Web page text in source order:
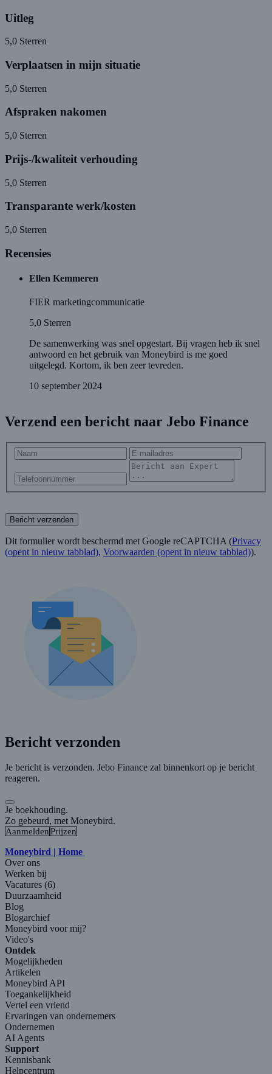
Uitleg
5,0 Sterren
Verplaatsen in mijn situatie
5,0 Sterren
Afspraken nakomen
5,0 Sterren
Prijs-/kwaliteit verhouding
5,0 Sterren
Transparante werk/kosten
5,0 Sterren
Recensies
Ellen Kemmeren
FIER marketingcommunicatie
5,0 Sterren
De samenwerking was snel opgestart. Bij vragen heb ik snel
antwoord en het gebruik van Moneybird is me goed
uitgelegd. Kortom, ik ben zeer tevreden.
10 september 2024
Verzend een bericht naar Jebo Finance
Bericht verzenden
Dit formulier wordt beschermd met Google reCAPTCHA (Privacy
(opent in nieuw tabblad), Voorwaarden (opent in nieuw tabblad)).
Bericht verzonden
Je bericht is verzonden. Jebo Finance zal binnenkort op je bericht
reageren.